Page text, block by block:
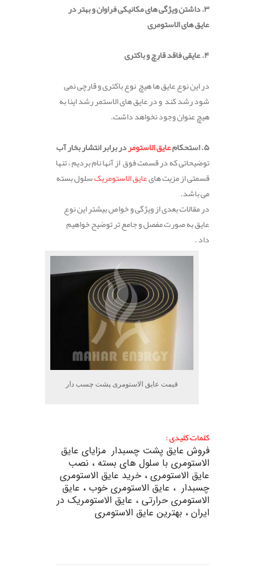
۳. داشتن ویژگی های مکانیکی فراوان و بهتر در
عایق های الاستومری
۴. عایقی فاقد قارچ و باکتری
در این نوع عایق ها هیچ نوع باکتری و قارچی نمی
شود رشد کند و در عایق های الاستمر رشد اینا به
هیچ عنوان وجود نخواهد داشت.
۵. استحکام
عایق الاستومردر برابر انتشار بخار آب
توضیحاتی که در قسمت فوق از آنها نام بردیم ، تنها
قسمتی از مزیت هایعایق الاستومریکسلول بسته
می باشد.
در مقالات بعدی از ویژگی و خواص بیشتر این نوع
عایق به صورت مفصل و جامع تر توضیح خواهیم
داد .
قیمت عایق الاستومری پشت چسب دار
کلمات کلیدی :
فروش عایق پشت چسبدار مزایای عایق
الاستومری با سلول های بسته ، نصب
عایق الاستومری ، خرید عایق الاستومری
چسبدار ، عایق الاستومری خوب ، عایق
الاستومری حرارتی ، عایق الاستومریک در
ایران ، بهترین عایق الاستومری